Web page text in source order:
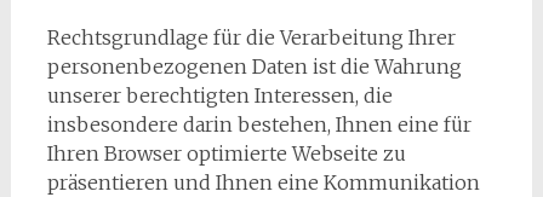
Rechtsgrundlage für die Verarbeitung Ihrer
personenbezogenen Daten ist die Wahrung
unserer berechtigten Interessen, die
insbesondere darin bestehen, Ihnen eine für
Ihren Browser optimierte Webseite zu
präsentieren und Ihnen eine Kommunikation